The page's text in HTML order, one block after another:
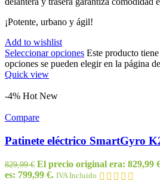
¡Potente, urbano y ágil!
Add to wishlist
Seleccionar opciones Este producto
opciones se pueden elegir en la página
Quick view
-4% Hot New
Compare
Patinete eléctrico SmartGyro
829,99€ El precio original era: 829,99
es: 799,99 €. IVA Incluido